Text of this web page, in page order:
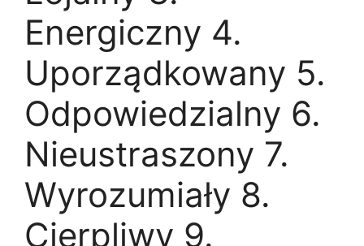
Energiczny 4.
Uporządkowany 5.
Odpowiedzialny 6.
Nieustraszony 7.
Wyrozumiały 8.
Cierpliwy 9.